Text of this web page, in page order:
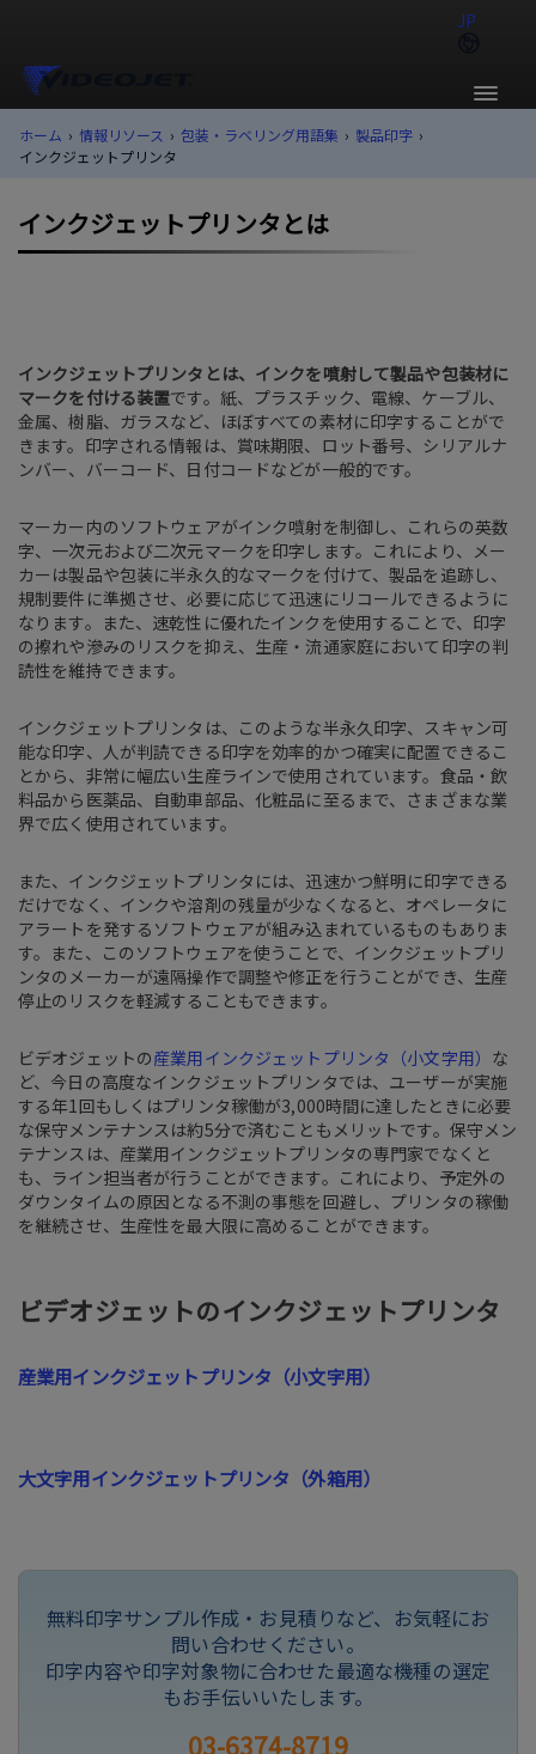
JP
ホーム › 情報リソース › 包装・ラベリング用語集 › 製品印字 ›
インクジェットプリンタ
インクジェットプリンタとは
インクジェットプリンタとは、インクを噴射して製品や包装材に
マークを付ける装置です。紙、プラスチック、電線、ケーブル、
金属、樹脂、ガラスなど、ほぼすべての素材に印字することがで
きます。印字される情報は、賞味期限、ロット番号、シリアルナ
ンバー、バーコード、日付コードなどが一般的です。
マーカー内のソフトウェアがインク噴射を制御し、これらの英数
字、一次元および二次元マークを印字します。これにより、メー
カーは製品や包装に半永久的なマークを付けて、製品を追跡し、
規制要件に準拠させ、必要に応じて迅速にリコールできるように
なります。また、速乾性に優れたインクを使用することで、印字
の擦れや滲みのリスクを抑え、生産・流通家庭において印字の判
読性を維持できます。
インクジェットプリンタは、このような半永久印字、スキャン可
能な印字、人が判読できる印字を効率的かつ確実に配置できるこ
とから、非常に幅広い生産ラインで使用されています。食品・飲
料品から医薬品、自動車部品、化粧品に至るまで、さまざまな業
界で広く使用されています。
また、インクジェットプリンタには、迅速かつ鮮明に印字できる
だけでなく、インクや溶剤の残量が少なくなると、オペレータに
アラートを発するソフトウェアが組み込まれているものもありま
す。また、このソフトウェアを使うことで、インクジェットプリ
ンタのメーカーが遠隔操作で調整や修正を行うことができ、生産
停止のリスクを軽減することもできます。
ビデオジェットの産業用インクジェットプリンタ（小文字用） な
ど、今日の高度なインクジェットプリンタでは、ユーザーが実施
する年1回もしくはプリンタ稼働が3,000時間に達したときに必要
な保守メンテナンスは約5分で済むこともメリットです。保守メン
テナンスは、産業用インクジェットプリンタの専門家でなくと
も、ライン担当者が行うことができます。これにより、予定外の
ダウンタイムの原因となる不測の事態を回避し、プリンタの稼働
を継続させ、生産性を最大限に高めることができます。
ビデオジェットのインクジェットプリンタ
産業用インクジェットプリンタ（小文字用）
大文字用インクジェットプリンタ（外箱用）
無料印字サンプル作成・お見積りなど、お気軽にお
問い合わせください。
印字内容や印字対象物に合わせた最適な機種の選定
もお手伝いいたします。
03-6374-8719